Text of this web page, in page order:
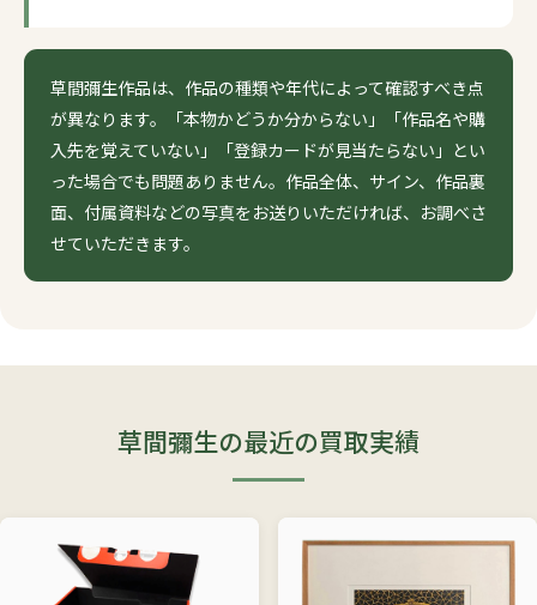
草間彌生作品は、作品の種類や年代によって確認すべき点
が異なります。「本物かどうか分からない」「作品名や購
入先を覚えていない」「登録カードが見当たらない」とい
った場合でも問題ありません。作品全体、サイン、作品裏
面、付属資料などの写真をお送りいただければ、お調べさ
せていただきます。
草間彌生の最近の買取実績